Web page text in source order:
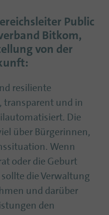
Public
Bitkom,
von der
resiliente
transparent und in
Die
über Bürgerinnen,
Wenn
oder die Geburt
die Verwaltung
und darüber
den